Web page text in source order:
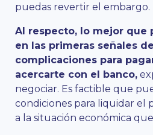
puedas revertir el embargo.
Al respecto, lo mejor que
en las primeras señales
complicaciones para
acercarte con el banco,
negociar. Es factible que
condiciones para liquidar el
a la situación económica